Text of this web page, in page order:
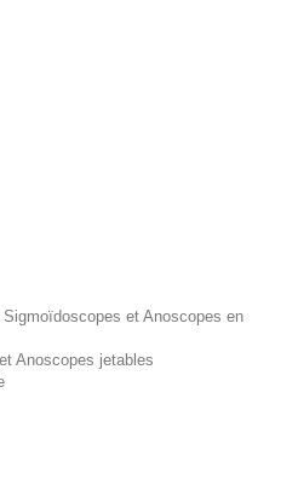
et Anoscopes en
Anoscopes jetables